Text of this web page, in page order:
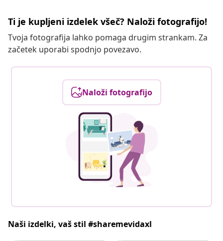
Ti je kupljeni izdelek všeč? Naloži fotografijo!
Tvoja fotografija lahko pomaga drugim strankam. Za
začetek uporabi spodnjo povezavo.
Naloži fotografijo
Naši izdelki, vaš stil #sharemevidaxl